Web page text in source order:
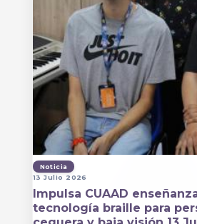
Noticia
13 Julio 2026
Impulsa CUAAD
tecnología braille para